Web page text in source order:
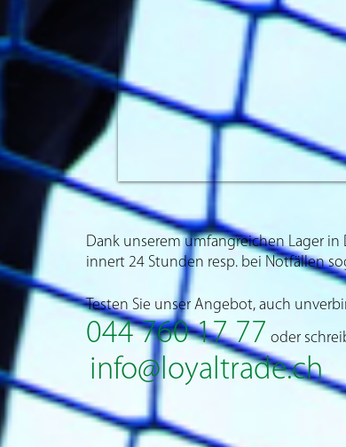
Dank unserem umfangreichen Lager
innert 24 Stunden resp. bei Notfällen
Testen Sie unser Angebot, auch
044 760 17 77 oder
info@loyaltrade.ch